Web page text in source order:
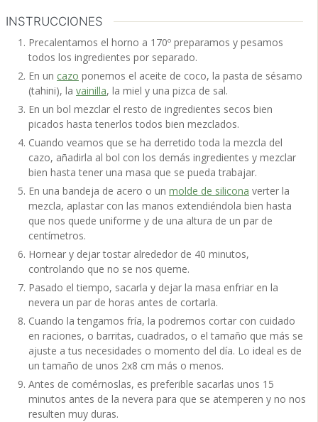
INSTRUCCIONES
Precalentamos el horno a 170º preparamos y pesamos
todos los ingredientes por separado.
En un cazo ponemos el aceite de coco, la pasta de sésamo
(tahini), la vainilla, la miel y una pizca de sal.
En un bol mezclar el resto de ingredientes secos bien
picados hasta tenerlos todos bien mezclados.
Cuando veamos que se ha derretido toda la mezcla del
cazo, añadirla al bol con los demás ingredientes y mezclar
bien hasta tener una masa que se pueda trabajar.
En una bandeja de acero o un molde de silicona verter la
mezcla, aplastar con las manos extendiéndola bien hasta
que nos quede uniforme y de una altura de un par de
centímetros.
Hornear y dejar tostar alrededor de 40 minutos,
controlando que no se nos queme.
Pasado el tiempo, sacarla y dejar la masa enfriar en la
nevera un par de horas antes de cortarla.
Cuando la tengamos fría, la podremos cortar con cuidado
en raciones, o barritas, cuadrados, o el tamaño que más se
ajuste a tus necesidades o momento del día. Lo ideal es de
un tamaño de unos 2x8 cm más o menos.
Antes de comérnoslas, es preferible sacarlas unos 15
minutos antes de la nevera para que se atemperen y no nos
resulten muy duras.